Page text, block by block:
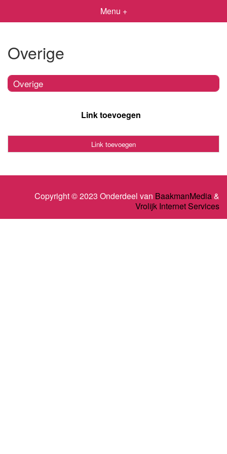
Menu +
Overige
Overige
Link toevoegen
Link toevoegen
Copyright © 2023 Onderdeel van BaakmanMedia&
Vrolijk Internet Services